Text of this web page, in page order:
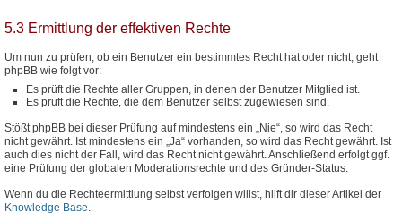
5.3 Ermittlung der effektiven Rechte
Um nun zu prüfen, ob ein Benutzer ein bestimmtes Recht hat oder nicht, geht
phpBB wie folgt vor:
Es prüft die Rechte aller Gruppen, in denen der Benutzer Mitglied ist.
Es prüft die Rechte, die dem Benutzer selbst zugewiesen sind.
Stößt phpBB bei dieser Prüfung auf mindestens ein „Nie“, so wird das Recht
nicht gewährt. Ist mindestens ein „Ja“ vorhanden, so wird das Recht gewährt. Ist
auch dies nicht der Fall, wird das Recht nicht gewährt. Anschließend erfolgt ggf.
eine Prüfung der globalen Moderationsrechte und des Gründer-Status.
Wenn du die Rechteermittlung selbst verfolgen willst, hilft dir dieser Artikel der
Knowledge Base.